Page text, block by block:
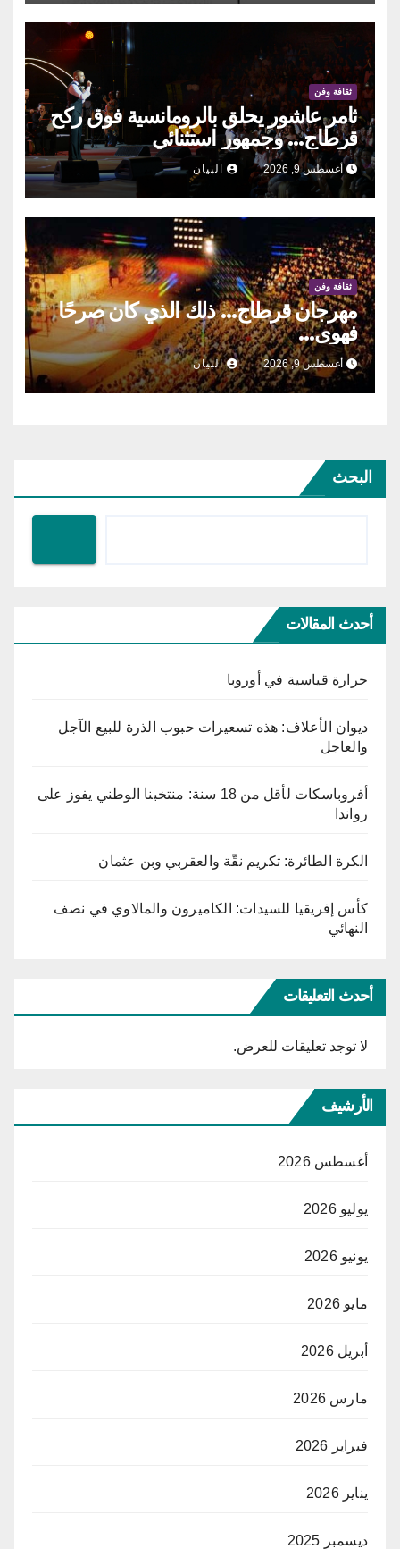
ثقافة وفن
ثامر عاشور يحلق بالرومانسية فوق ركح
قرطاج… وجمهور استثنائي
أغسطس 9, 2026 البيان
ثقافة وفن
مهرجان قرطاج… ذلك الذي كان صرحًا
فهوى…
أغسطس 9, 2026 البيان
البحث
أحدث المقالات
حرارة قياسية في أوروبا
ديوان الأعلاف: هذه تسعيرات حبوب الذرة للبيع الآجل
والعاجل
أفروباسكات لأقل من 18 سنة: منتخبنا الوطني يفوز على
رواندا
الكرة الطائرة: تكريم نقّة والعقربي وبن عثمان
كأس إفريقيا للسيدات: الكاميرون والمالاوي في نصف
النهائي
أحدث التعليقات
لا توجد تعليقات للعرض.
الأرشيف
أغسطس 2026
يوليو 2026
يونيو 2026
مايو 2026
أبريل 2026
مارس 2026
فبراير 2026
يناير 2026
ديسمبر 2025